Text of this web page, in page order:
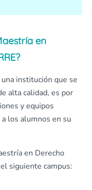
en
institución que se
alta calidad, es por
y equipos
los alumnos en su
en Derecho
siguiente campus: